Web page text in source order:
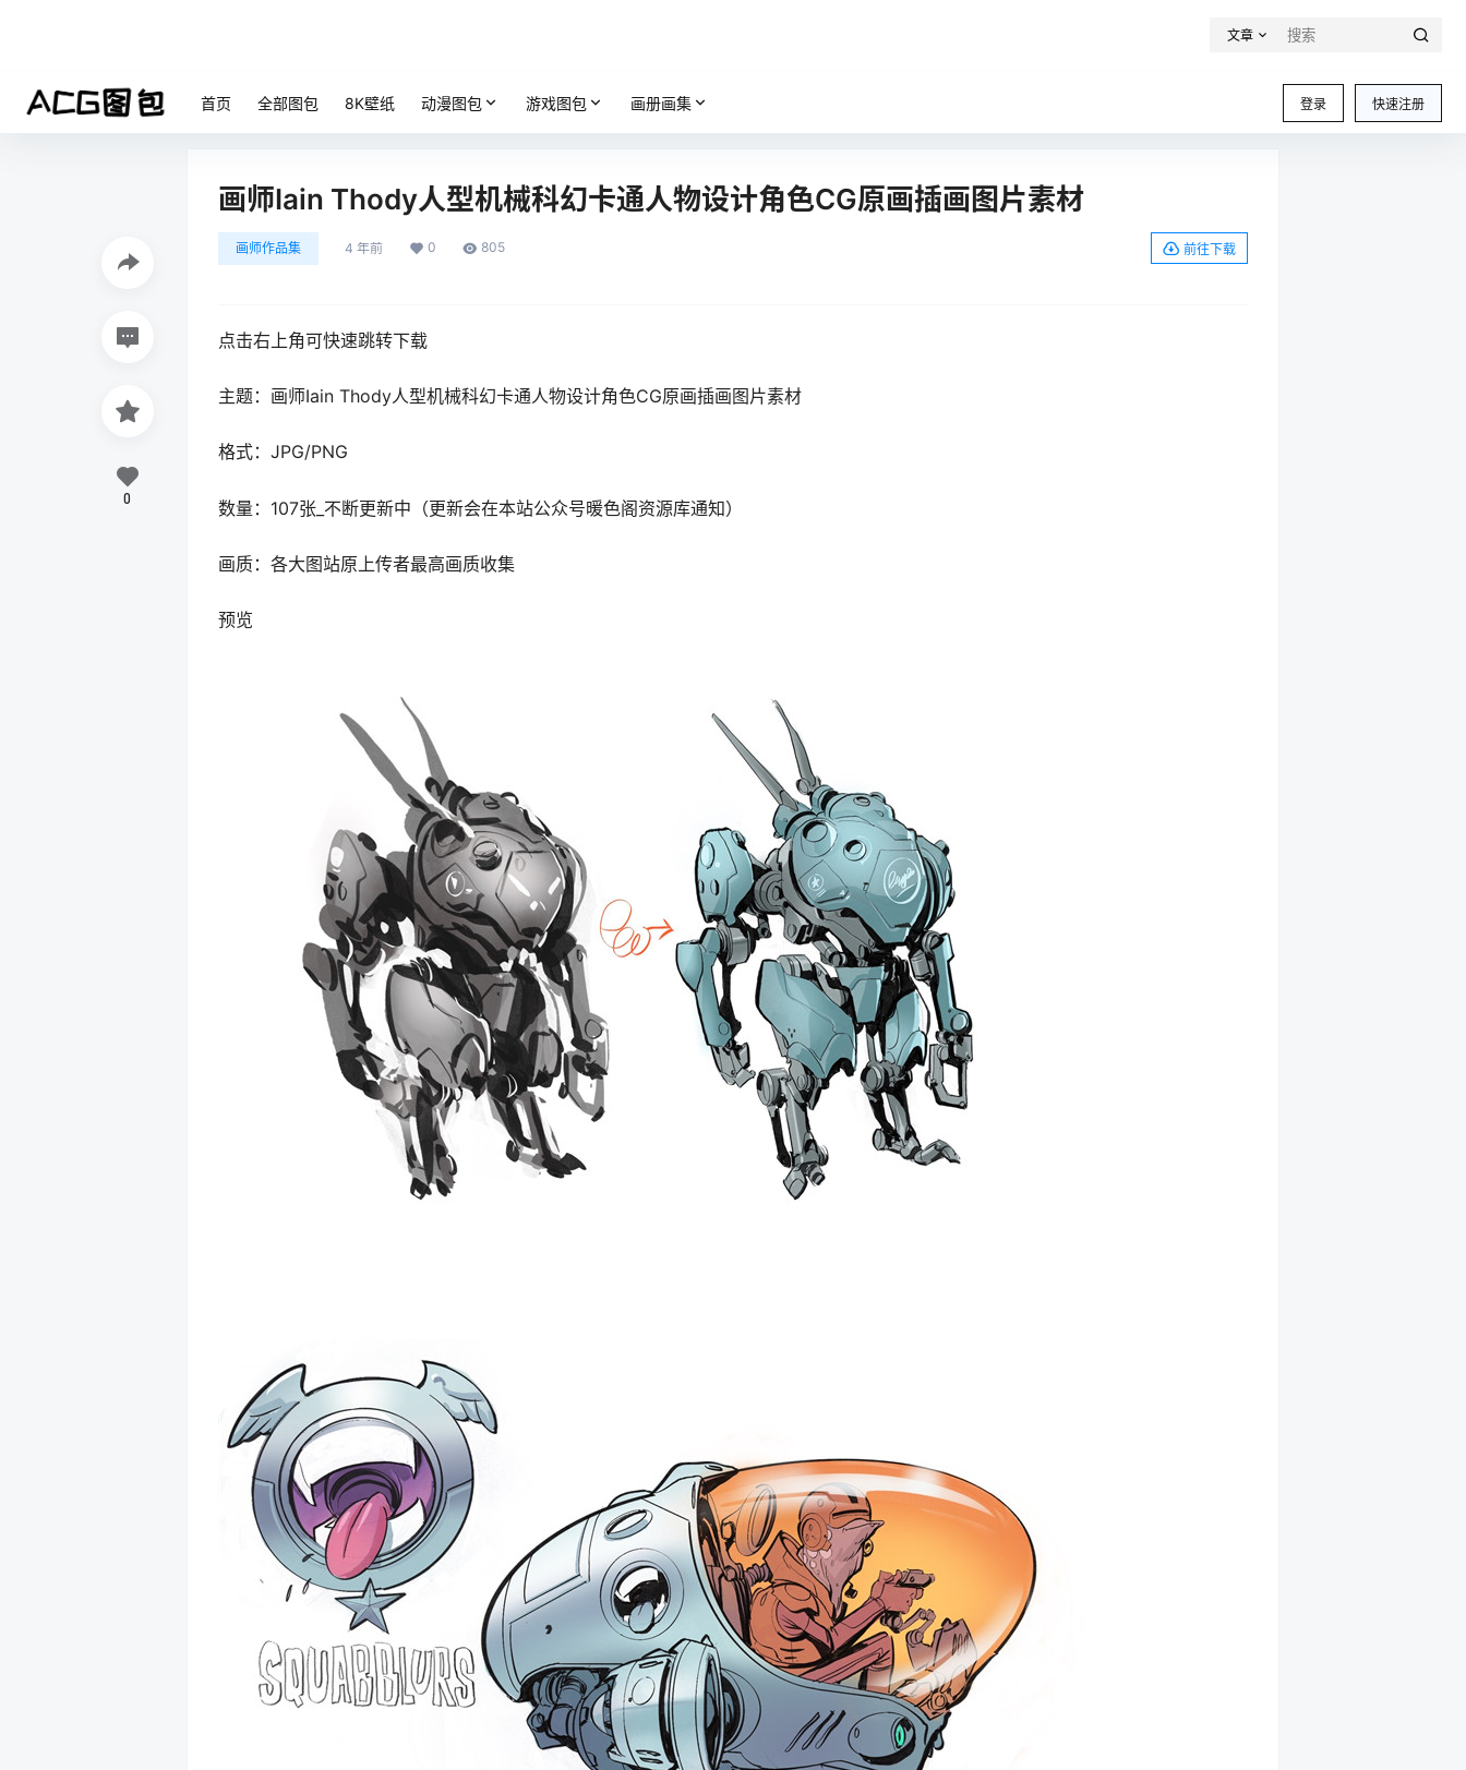
文章
登录 快速注册
首页 全部图包 8K壁纸 动漫图包 游戏图包 画册画集
画师Iain Thody人型机械科幻卡通人物设计角色CG原画插画图片素材
画师作品集 4 年前 0 805 前往下载
点击右上角可快速跳转下载
主题：画师Iain Thody人型机械科幻卡通人物设计角色CG原画插画图片素材
格式：JPG/PNG
数量：107张_不断更新中（更新会在本站公众号暖色阁资源库通知）
画质：各大图站原上传者最高画质收集
预览
0